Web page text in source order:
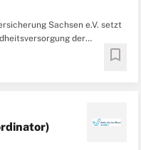
Sachsen e.V. setzt
der
bookmark